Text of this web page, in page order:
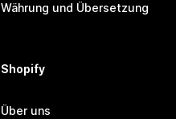
Währung und Übersetzung
Shopify
Über uns